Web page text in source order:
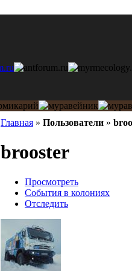
Главная » Пользователи »
brooster
Просмотреть
События в колониях
Отследить